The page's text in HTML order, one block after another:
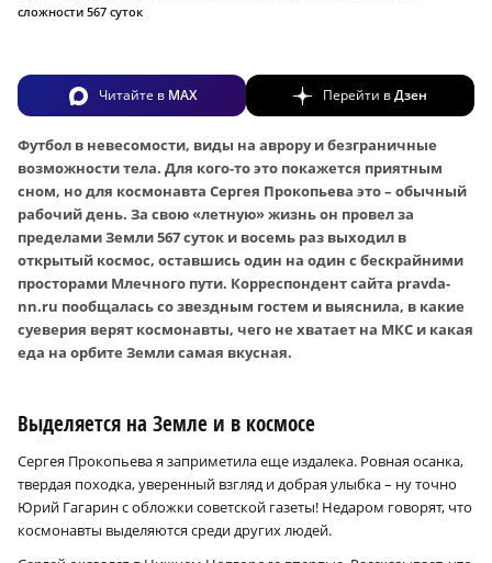
сложности 567 суток
Читайте в MAX Перейти вДзен
Футбол в невесомости, виды на аврору и безграничные
возможности тела. Для кого-то это покажется приятным
сном, но для космонавта Сергея Прокопьева это – обычный
рабочий день. За свою «летную» жизнь он провел за
пределами Земли 567 суток и восемь раз выходил в
открытый космос, оставшись один на один с бескрайними
просторами Млечного пути. Корреспондент сайта pravda-
nn.ru пообщалась со звездным гостем и выяснила, в какие
суеверия верят космонавты, чего не хватает на МКС и какая
еда на орбите Земли самая вкусная.
Выделяется на Земле и в космосе
Сергея Прокопьева я заприметила еще издалека. Ровная осанка,
твердая походка, уверенный взгляд и добрая улыбка – ну точно
Юрий Гагарин с обложки советской газеты! Недаром говорят, что
космонавты выделяются среди других людей.